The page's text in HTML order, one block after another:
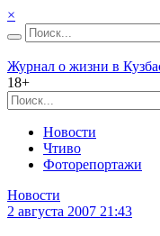
×
Журнал о жизни в
18+
Новости
Чтиво
Фоторепортажи
Новости
2 августа 2007 21:43